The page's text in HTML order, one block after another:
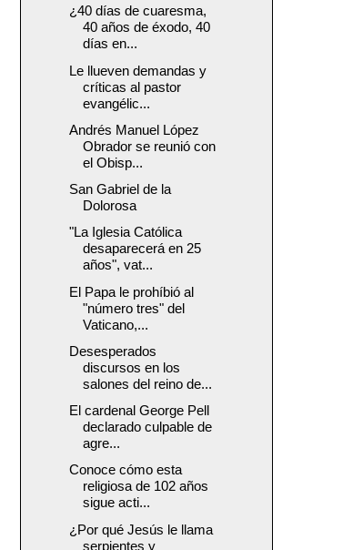
¿40 días de cuaresma,
40 años de éxodo, 40
días en...
Le llueven demandas y
críticas al pastor
evangélic...
Andrés Manuel López
Obrador se reunió con
el Obisp...
San Gabriel de la
Dolorosa
"La Iglesia Católica
desaparecerá en 25
años", vat...
El Papa le prohíbió al
"número tres" del
Vaticano,...
Desesperados
discursos en los
salones del reino de...
El cardenal George Pell
declarado culpable de
agre...
Conoce cómo esta
religiosa de 102 años
sigue acti...
¿Por qué Jesús le llama
serpientes y